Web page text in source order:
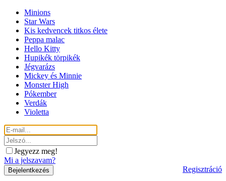
Minions
Star Wars
Kis kedvencek titkos élete
Peppa malac
Hello Kitty
Hupikék törpikék
Jégvarázs
Mickey és Minnie
Monster High
Pókember
Verdák
Violetta
Jegyezz meg!
Mi a jelszavam?
Regisztráció